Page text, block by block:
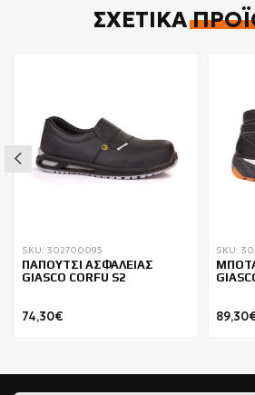
ΣΧΕΤΙΚΆ
SKU: 302700095
ΠΑΠΟΥΤΣΙ ΑΣΦΑΛΕΙΑΣ
GIASCO CORFU S2
74,30€
SKU: